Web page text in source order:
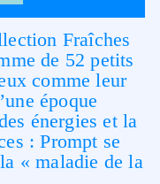
Fraîches
de 52 petits
comme leur
époque
énergies et la
: Prompt se
« maladie de la